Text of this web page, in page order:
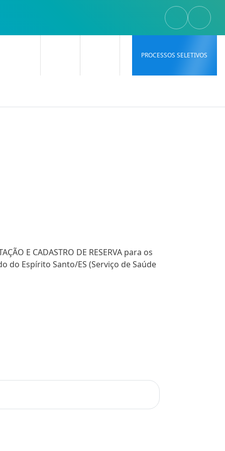
PROCESSOS SELETIVOS
E CADASTRO DE RESERVA para os
do Espírito Santo/ES (Serviço de Saúde